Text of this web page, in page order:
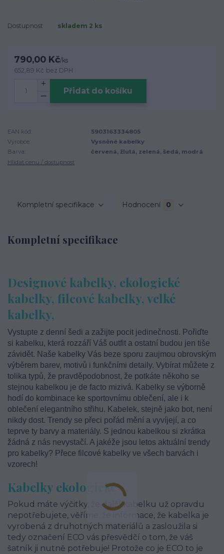
Dostupnost skladem 2 ks
790,00 Kč/ks
652,89 Kč bez DPH
Přidat do košíku
EAN kód:
5903163334805
Výrobce:
Vysněné kabelky
Barva:
červená, žlutá, zelená, šedá, modrá
Hlídat cenu / dostupnost
Kompletní specifikace Hodnocení 0
Kompletní specifikace
Designové kabelky, ekologické
kabelky, filcové kabelky, velké
kabelky,
Vystupte z denní šedi a zažijte pocit jedinečnosti. Pořiďte
si kabelku, která rozzáří Váš outfit a ostatní budou jen tiše
závidět. Naše kabelky Vás beze sporu zaujmou obrovským
výběrem barev, motivů i funkčními detaily. Vybírat můžete z
tolika typů, že pravděpodobnost, že potkáte někoho se
stejnou kabelkou je de facto mizivá. Kabelky se výborně
hodí do kombinace ke sportovnímu oblečení, ale i k
oblečení elegantního střihu. Kabelek, stejně jako bot, není
nikdy dost. Trendy se přeci pořád mění a vyvíjejí, a co
teprve ty barvy a materiály. S jednou kabelkou si zkrátka
žádná z nás nevystačí. A jakéže jsou letos aktuální trendy
pro kabelky? Přece filcové kabelky ve všech barvách i
vzorech!
Kabelky ekologické
Pokud máte výčitky, že další kabelku už opravdu
nepotřebujete, věříme, že informace, že kabelka je
vyrobená z druhotných materiálů a zasloužila si
tedy označení ECO vás přesvědčí o tom, že váš
šatník ji nutně potřebuje! Protože co je ECO to je